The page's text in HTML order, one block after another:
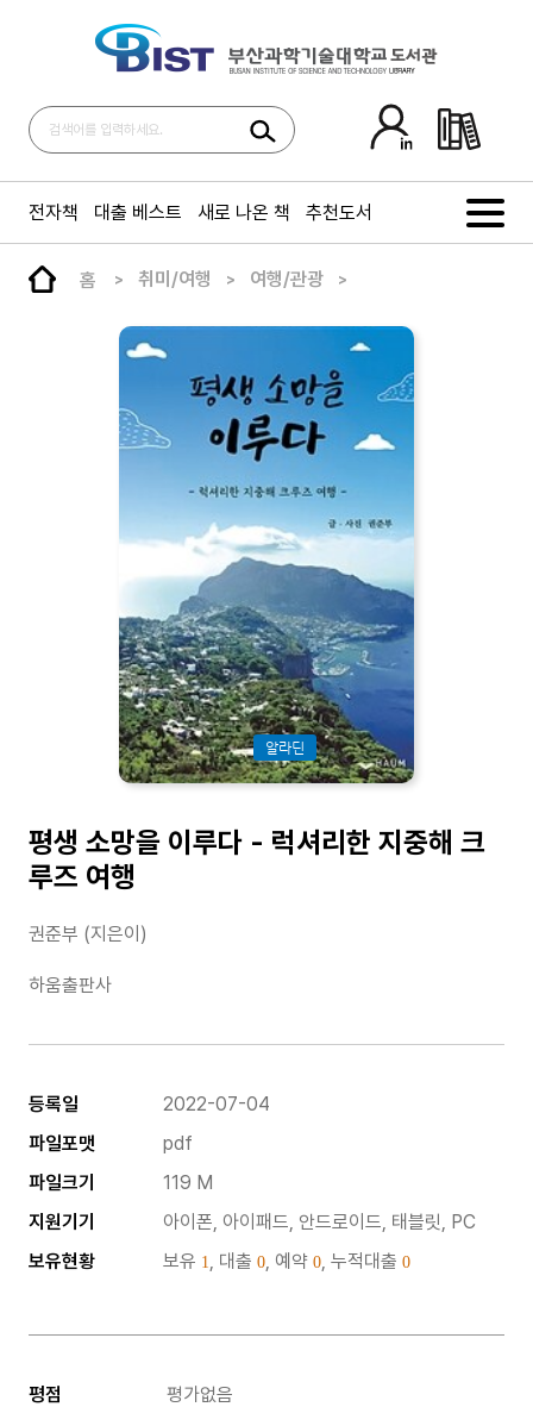
전자책 대출 베스트 새로 나온 책 추천도서
홈 취미/여행 여행/관광
알라딘
평생 소망을 이루다 - 럭셔리한 지중해 크
루즈 여행
권준부 (지은이)
하움출판사
등록일
2022-07-04
파일포맷
pdf
파일크기
119 M
지원기기
아이폰, 아이패드, 안드로이드, 태블릿, PC
보유현황
보유 1 , 대출 0 , 예약 0 , 누적대출 0
평점 평가없음